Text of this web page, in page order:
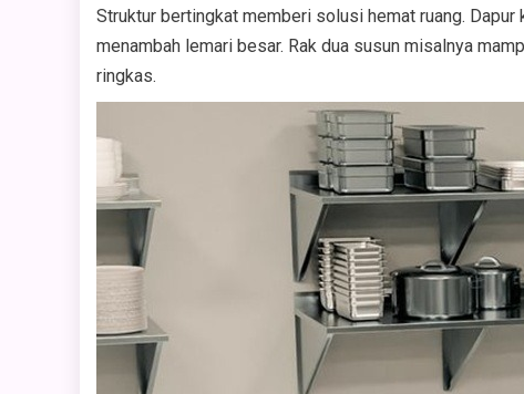
Struktur bertingkat memberi solusi hemat ruang.
menambah lemari besar. Rak dua susun misalnya
ringkas.